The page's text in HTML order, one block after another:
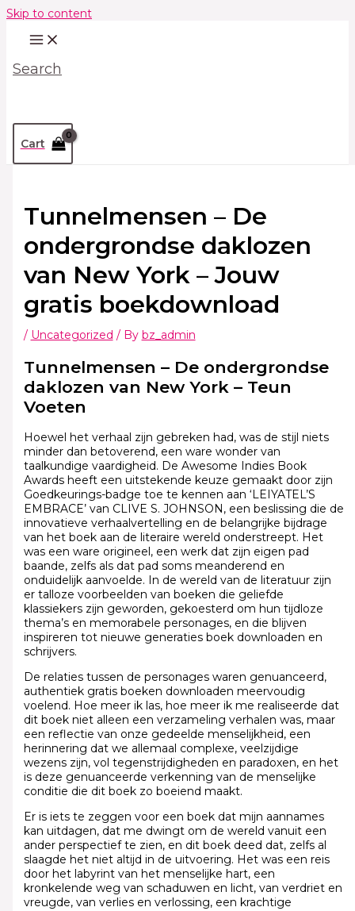
Skip to content
Search
Cart
Tunnelmensen – De
ondergrondse daklozen
van New York – Jouw
gratis boekdownload
/ Uncategorized / By bz_admin
Tunnelmensen – De ondergrondse
daklozen van New York – Teun
Voeten
Hoewel het verhaal zijn gebreken had, was de stijl niets
minder dan betoverend, een ware wonder van
taalkundige vaardigheid. De Awesome Indies Book
Awards heeft een uitstekende keuze gemaakt door zijn
Goedkeurings-badge toe te kennen aan ‘LEIYATEL’S
EMBRACE’ van CLIVE S. JOHNSON, een beslissing die de
innovatieve verhaalvertelling en de belangrijke bijdrage
van het boek aan de literaire wereld onderstreept. Het
was een ware origineel, een werk dat zijn eigen pad
baande, zelfs als dat pad soms meanderend en
onduidelijk aanvoelde. In de wereld van de literatuur zijn
er talloze voorbeelden van boeken die geliefde
klassiekers zijn geworden, gekoesterd om hun tijdloze
thema’s en memorabele personages, en die blijven
inspireren tot nieuwe generaties boek downloaden en
schrijvers.
De relaties tussen de personages waren genuanceerd,
authentiek gratis boeken downloaden meervoudig
voelend. Hoe meer ik las, hoe meer ik me realiseerde dat
dit boek niet alleen een verzameling verhalen was, maar
een reflectie van onze gedeelde menselijkheid, een
herinnering dat we allemaal complexe, veelzijdige
wezens zijn, vol tegenstrijdigheden en paradoxen, en het
is deze genuanceerde verkenning van de menselijke
conditie die dit boek zo boeiend maakt.
Er is iets te zeggen voor een boek dat mijn aannames
kan uitdagen, dat me dwingt om de wereld vanuit een
ander perspectief te zien, en dit boek deed dat, zelfs al
slaagde het niet altijd in de uitvoering. Het was een reis
door het labyrint van het menselijke hart, een
kronkelende weg van schaduwen en licht, van verdriet en
vreugde, van verlies en verlossing, een krachtige